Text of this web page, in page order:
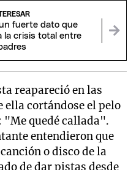
fuerte dato que
la crisis total entre
reapareció en las
ella cortándose el pelo
quedé callada".
entendieron que
o disco de la
de dar pistas desde